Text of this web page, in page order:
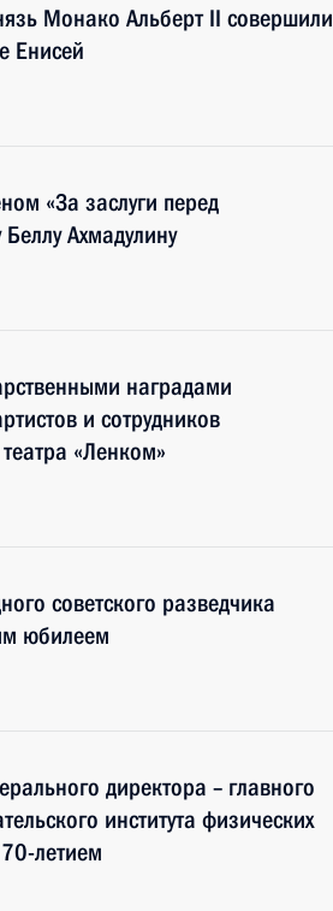
Монако Альберт II совершили
Енисей
«За заслуги перед
Беллу Ахмадулину
наградами
и сотрудников
«Ленком»
советского разведчика
юбилеем
директора – главного
института физических
летием